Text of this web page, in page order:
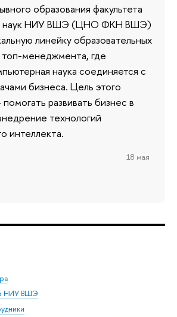
образования факультета
наук НИУ ВШЭ (ЦНО ФКН ВШЭ)
линейку образовательных
топ-менеджмента, где
наука соединяется с
бизнеса. Цель этого
развивать бизнес в
технологий
интеллекта.
18 мая
в НИУ ВШЭ